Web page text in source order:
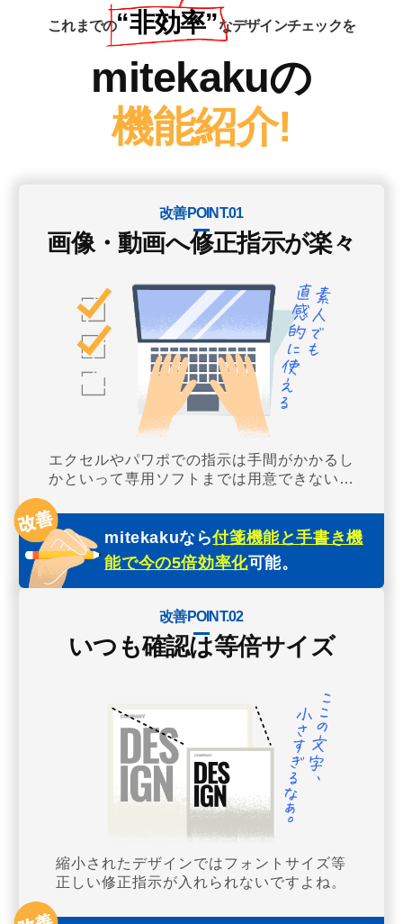
これまでの“非効率”なデザインチェックを
mitekakuの
機能紹介!
改善POINT.01
画像・動画へ修正指示が楽々
エクセルやパワポでの指示は手間がかかるし
かといって専用ソフトまでは用意できない…
mitekakuなら付箋機能と手書き機
能で今の5倍効率化可能。
改善POINT.02
いつも確認は等倍サイズ
縮小されたデザインではフォントサイズ等
正しい修正指示が入れられないですよね。